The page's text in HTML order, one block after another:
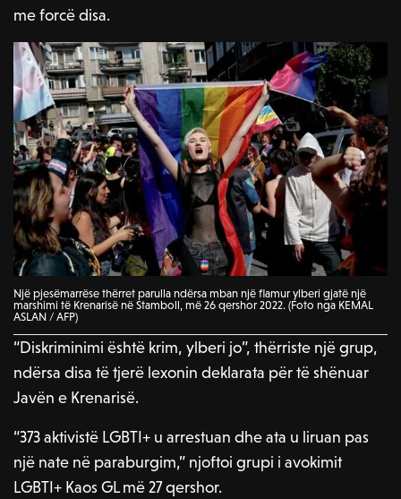
me forcë disa.
Një pjesëmarrëse thërret parulla ndërsa mban një flamur ylberi gjatë një
marshimi të Krenarisë në Stamboll, më 26 qershor 2022. (Foto nga KEMAL
ASLAN / AFP)
“Diskriminimi është krim, ylberi jo”, thërriste një grup,
ndërsa disa të tjerë lexonin deklarata për të shënuar
Javën e Krenarisë.
“373 aktivistë LGBTI+ u arrestuan dhe ata u liruan pas
një nate në paraburgim,” njoftoi grupi i avokimit
LGBTI+ Kaos GL më 27 qershor.